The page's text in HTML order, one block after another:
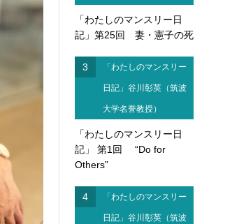
「わたしのマンスリー日
記」第25回 妻・憲子の死
3 「わたしのマンスリー
日記」谷川彰英（筑波
大学名誉教授）
「わたしのマンスリー日
記」 第1回 “Do for
Others”
4 「わたしのマンスリー
日記」谷川彰英（筑波